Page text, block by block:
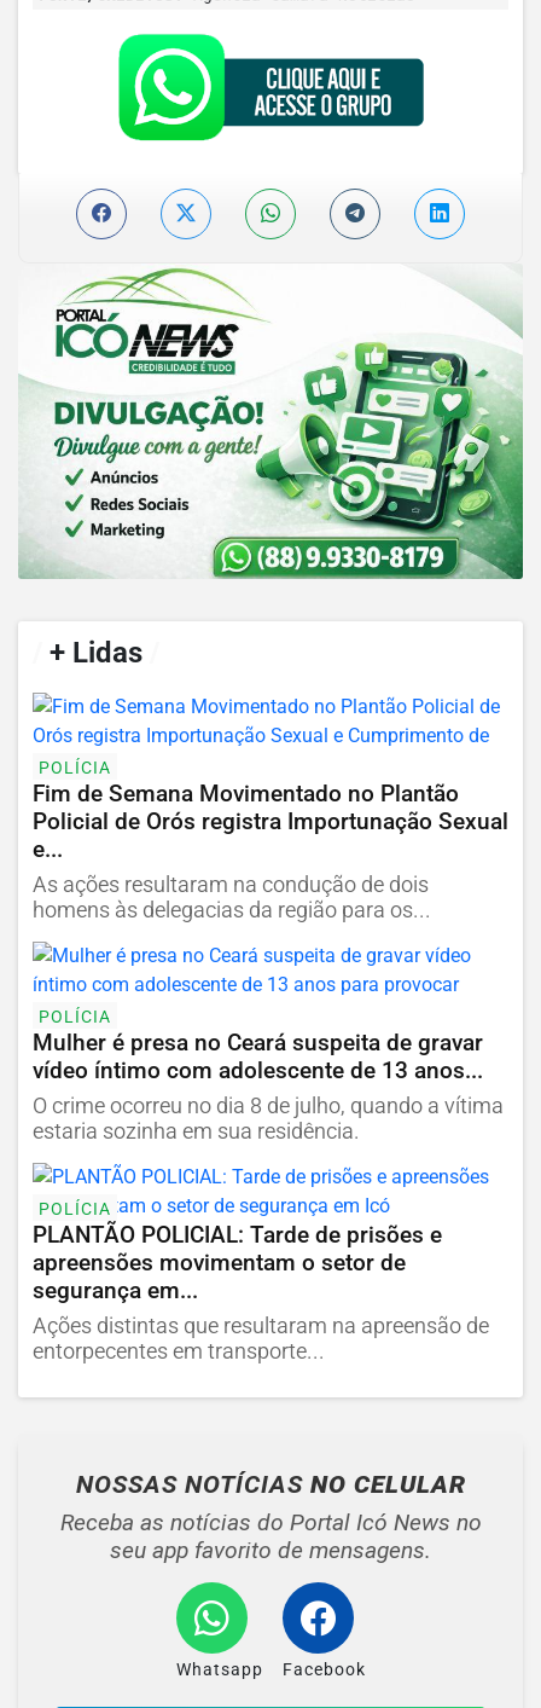
+ Lidas
POLÍCIA
Fim de Semana Movimentado no Plantão
Policial de Orós registra Importunação Sexual
e...
As ações resultaram na condução de dois
homens às delegacias da região para os...
POLÍCIA
Mulher é presa no Ceará suspeita de gravar
vídeo íntimo com adolescente de 13 anos...
O crime ocorreu no dia 8 de julho, quando a vítima
estaria sozinha em sua residência.
POLÍCIA
PLANTÃO POLICIAL: Tarde de prisões e
apreensões movimentam o setor de
segurança em...
Ações distintas que resultaram na apreensão de
entorpecentes em transporte...
NOSSAS NOTÍCIAS NO CELULAR
Receba as notícias do Portal Icó News no
seu app favorito de mensagens.
Whatsapp Facebook